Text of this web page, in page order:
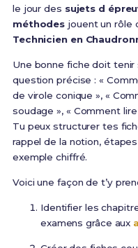
le jour des sujets d
méthodes jouent un rôle
Technicien en
Une bonne fiche doit
question précise : «
de virole conique », «
soudage », « Comment
Tu peux structurer tes
rappel de la notion,
exemple chiffré.
Voici une façon de t’y
Identifier les
examens grâce aux